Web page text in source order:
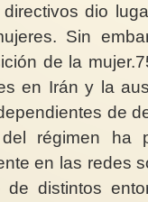
dio
Sin
de la
en Irán y la
de
régimen ha
en las redes
distintos